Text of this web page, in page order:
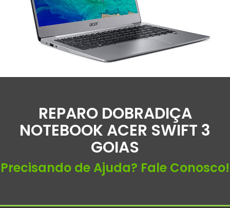
REPARO DOBRADIÇA
NOTEBOOK ACER SWIFT 3
GOIAS
Precisando de Ajuda? Fale Conosco!